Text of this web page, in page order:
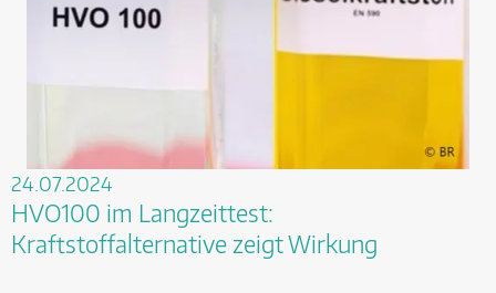
24.07.2024
HVO100 im Langzeittest:
Kraftstoffalternative zeigt Wirkung